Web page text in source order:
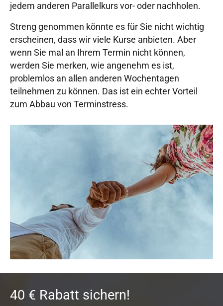
jedem anderen Parallelkurs vor- oder nachholen.
Streng genommen könnte es für Sie nicht wichtig
erscheinen, dass wir viele Kurse anbieten. Aber
wenn Sie mal an Ihrem Termin nicht können,
werden Sie merken, wie angenehm es ist,
problemlos an allen anderen Wochentagen
teilnehmen zu können. Das ist ein echter Vorteil
zum Abbau von Terminstress.
40 € Rabatt sichern!